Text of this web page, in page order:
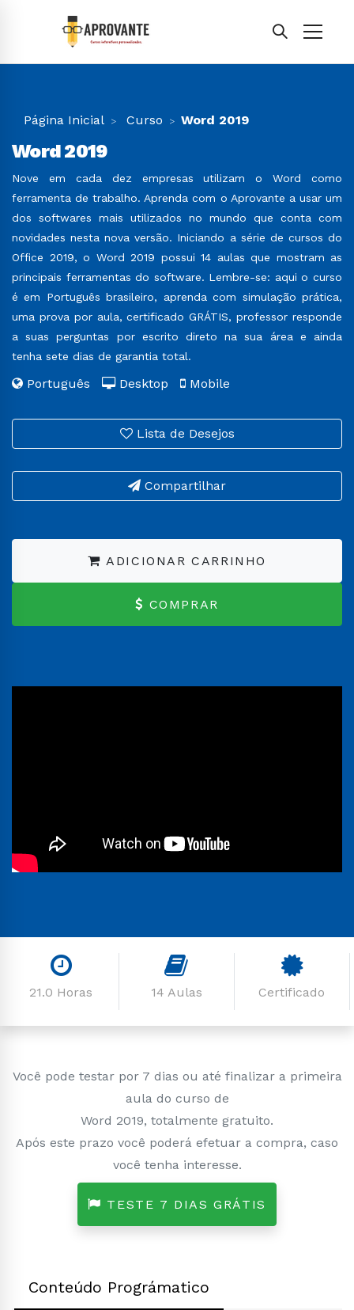
Página Inicial Curso Word 2019
Word 2019
Nove em cada dez empresas utilizam o Word como
ferramenta de trabalho. Aprenda com o Aprovante a usar um
dos softwares mais utilizados no mundo que conta com
novidades nesta nova versão. Iniciando a série de cursos do
Office 2019, o Word 2019 possui 14 aulas que mostram as
principais ferramentas do software. Lembre-se: aqui o curso
é em Português brasileiro, aprenda com simulação prática,
uma prova por aula, certificado GRÁTIS, professor responde
a suas perguntas por escrito direto na sua área e ainda
tenha sete dias de garantia total.
Português Desktop Mobile
Lista de Desejos
Compartilhar
ADICIONAR CARRINHO
COMPRAR
21.0 Horas 14 Aulas Certificado
Você pode testar por 7 dias ou até finalizar a primeira
aula do curso de
Word 2019, totalmente gratuito.
Após este prazo você poderá efetuar a compra, caso
você tenha interesse.
TESTE 7 DIAS GRÁTIS
Conteúdo Prográmatico